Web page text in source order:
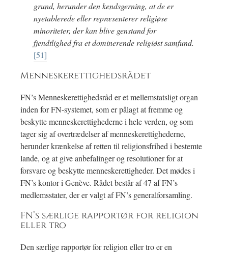
grund, herunder den kendsgerning, at de er
nyetablerede eller repræsenterer religiøse
minoriteter, der kan blive genstand for
fjendtlighed fra et dominerende religiøst samfund.
[51]
Menneskerettighedsrådet
FN’s Menneskerettighedsråd er et mellemstatsligt organ
inden for FN-systemet, som er pålagt at fremme og
beskytte menneskerettighederne i hele verden, og som
tager sig af overtrædelser af menneskerettighederne,
herunder krænkelse af retten til religionsfrihed i bestemte
lande, og at give anbefalinger og resolutioner for at
forsvare og beskytte menneskerettigheder. Det mødes i
FN’s kontor i Genève. Rådet består af 47 af FN’s
medlemsstater, der er valgt af FN’s generalforsamling.
FN’s særlige rapportør for religion
eller tro
Den særlige rapportør for religion eller tro er en